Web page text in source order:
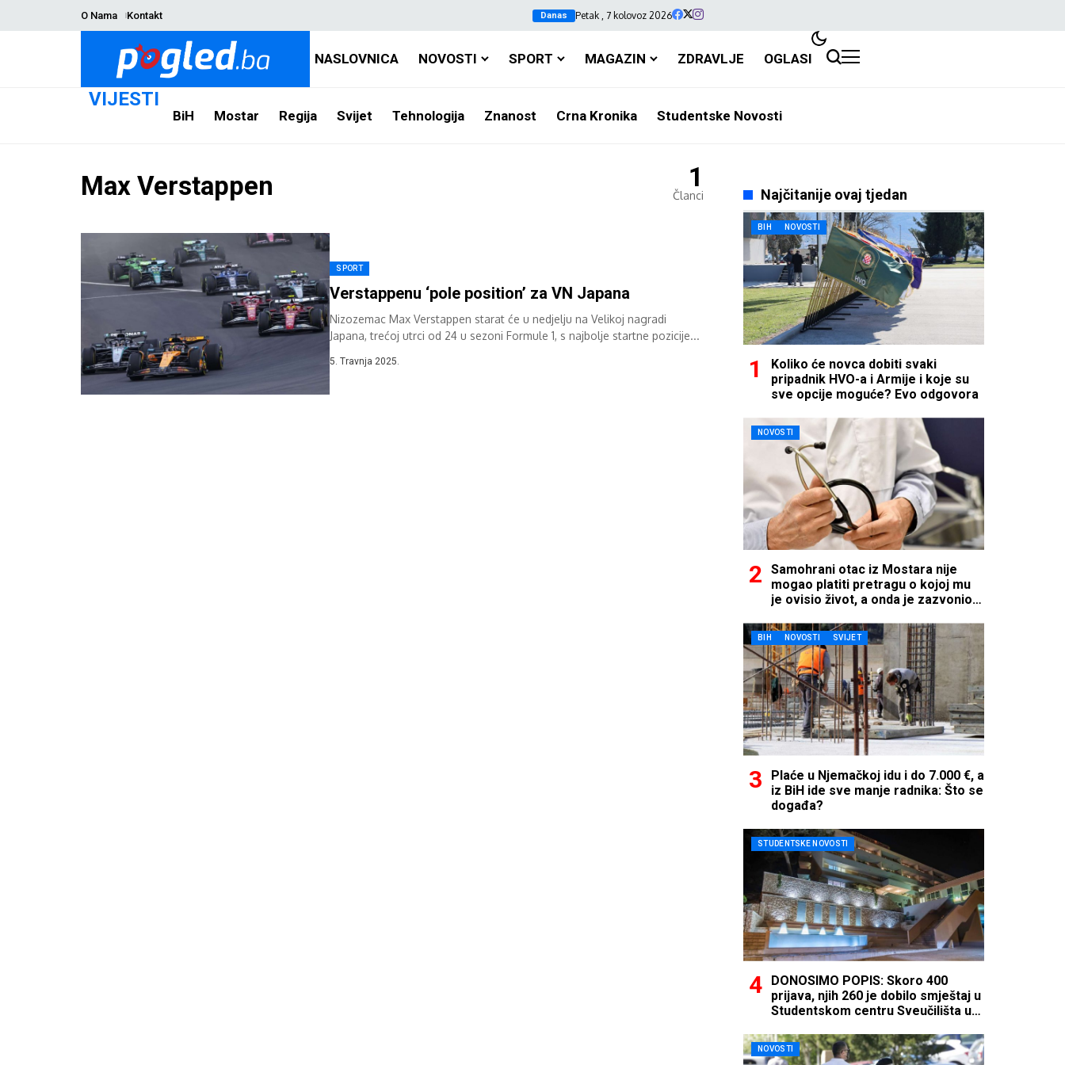
O Nama Kontakt Danas Petak , 7 kolovoz 2026
NASLOVNICA NOVOSTI SPORT MAGAZIN ZDRAVLJE OGLASI
VIJESTI
BiH Mostar Regija Svijet Tehnologija Znanost Crna Kronika Studentske Novosti
Max Verstappen 1
Članci
SPORT
Verstappenu ‘pole position’ za VN Japana
Nizozemac Max Verstappen starat će u nedjelju na Velikoj nagradi
Japana, trećoj utrci od 24 u sezoni Formule 1, s najbolje startne pozicije...
5. Travnja 2025.
Najčitanije ovaj tjedan
BIH NOVOSTI
Koliko će novca dobiti svaki
pripadnik HVO-a i Armije i koje su
sve opcije moguće? Evo odgovora
NOVOSTI
Samohrani otac iz Mostara nije
mogao platiti pretragu o kojoj mu
je ovisio život, a onda je zazvonio
BIH NOVOSTI SVIJET
Plaće u Njemačkoj idu i do 7.000 €, a
iz BiH ide sve manje radnika: Što se
događa?
STUDENTSKE NOVOSTI
DONOSIMO POPIS: Skoro 400
prijava, njih 260 je dobilo smještaj u
Studentskom centru Sveučilišta u
NOVOSTI